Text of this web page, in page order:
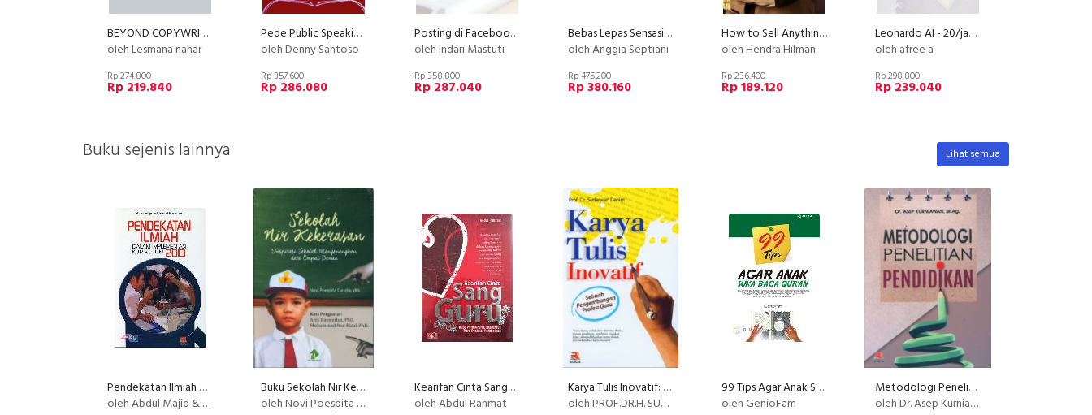
BEYOND COPYWRITING (E-Course)
oleh Lesmana nahar
Rp 274.800
Rp 219.840
Pede Public Speaking Binaural Audio
oleh Denny Santoso
Rp 357.600
Rp 286.080
Posting di Facebook dan Jadi Buku
oleh Indari Mastuti
Rp 358.800
Rp 287.040
Bebas Lepas Sensasi Asam Lambung,Maag, Gerd, Anxiety
oleh Anggia Septiani
Rp 475.200
Rp 380.160
How to Sell Anything, Anytime, Anywhere to Anyone (PLATINUM)
oleh Hendra Hilman
Rp 236.400
Rp 189.120
Leonardo AI - 20/jam dari deisgn poster AI
oleh afree a
Rp 298.800
Rp 239.040
Buku sejenis lainnya Lihat semua
Pendekatan Ilmiah Dalam Implementasi Kurikulum 2013
oleh Abdul Majid & Chaerul Rochman
Buku Sekolah Nir Kekerasan Inspirasi Sekolah Menyenangkan dari Empat Benua
oleh Novi Poespita Candra, dkk.
Kearifan Cinta Sang Guru - Oase pemikiran cinta untuk para praktisi pendidikan
oleh Abdul Rahmat
Karya Tulis Inovatif: Sebuah Pengembangan Profesi Guru
oleh PROF.DR.H. SUDARWAN DANIM
99 Tips Agar Anak Suka Baca Qur'an
oleh GenioFam
Metodologi Penelitian Pendidikan
oleh Dr. Asep Kurniawan, M.Ag.